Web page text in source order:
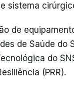
sistema
de
de Saúde do
do
(PRR).